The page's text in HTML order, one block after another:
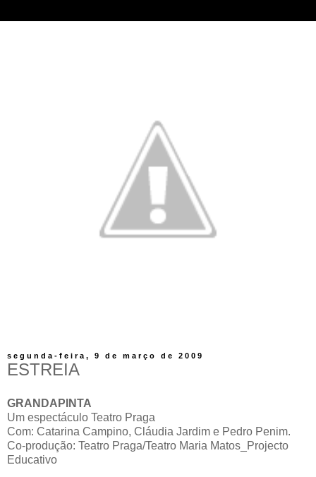
segunda-feira, 9 de março de 2009
ESTREIA
GRANDAPINTA
Um espectáculo Teatro Praga
Com: Catarina Campino, Cláudia Jardim e Pedro Penim.
Co-produção: Teatro Praga/Teatro Maria Matos_Projecto
Educativo